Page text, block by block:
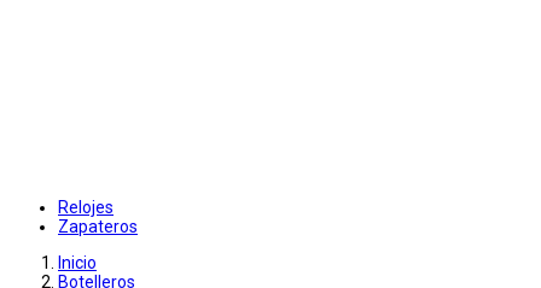
Relojes
Zapateros
Inicio
Botelleros